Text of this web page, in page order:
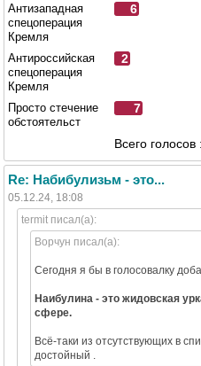
Антизападная
спецоперация
Кремля
6
Антироссийская
спецоперация
Кремля
2
Просто стечение
обстоятельст
7
Всего голосов
Re: Набибулизьм - это...
05.12.24, 18:08
termit писал(а):
Ворчун писал(а):
Сегодня я бы в голосовалку
Наибулина - это жидовская
сфере.
Всё-таки из отсутствующих в
достойный .